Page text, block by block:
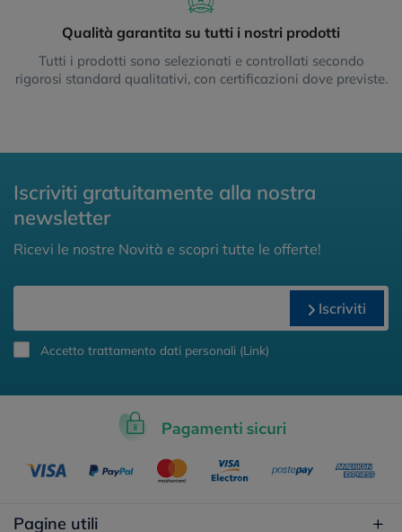
Qualità garantita su tutti i nostri prodotti
Tutti i prodotti sono selezionati e controllati secondo
rigorosi standard qualitativi, con certificazioni dove previste.
Iscriviti gratuitamente alla nostra
newsletter
Ricevi le nostre Novità e scopri tutte le offerte!
Iscriviti
Accetto trattamento dati personali (Link)
Pagine utili